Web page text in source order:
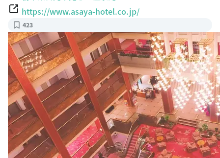
https://www.asaya-hotel.co.jp/
423